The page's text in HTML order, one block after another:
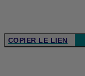
COPIER LE LIEN